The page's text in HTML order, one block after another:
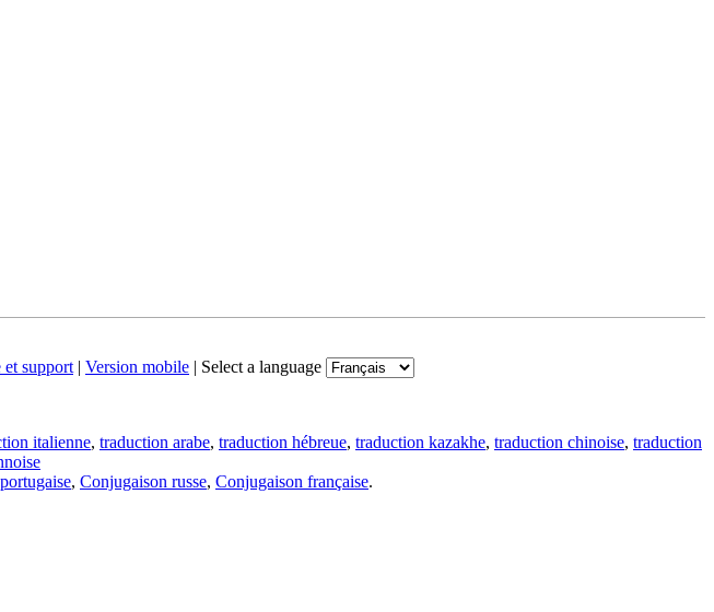
et support | Version mobile | Select a language
italienne, traduction arabe, traduction hébreue, traduction kazakhe, traduction chinoise, traduction
, Conjugaison russe, Conjugaison française.